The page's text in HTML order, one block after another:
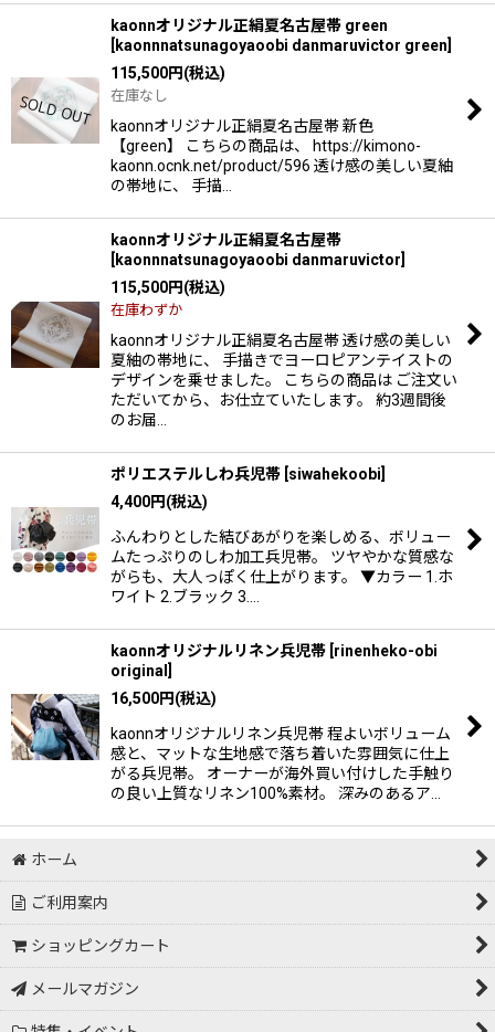
kaonnオリジナル正絹夏名古屋帯 green
kaonnnatsunagoyaoobi danmaruvictor green
115,500円(税込)
在庫なし
kaonnオリジナル正絹夏名古屋帯 新色
【green】 こちらの商品は、 https://kimono-
kaonn.ocnk.net/product/596 透け感の美しい夏紬
の帯地に、 手描…
kaonnオリジナル正絹夏名古屋帯
kaonnnatsunagoyaoobi danmaruvictor
115,500円(税込)
在庫わずか
kaonnオリジナル正絹夏名古屋帯 透け感の美しい
夏紬の帯地に、 手描きでヨーロピアンテイストの
デザインを乗せました。 こちらの商品は ご注文い
ただいてから、お仕立ていたします。 約3週間後
のお届…
ポリエステルしわ兵児帯 siwahekoobi
4,400円(税込)
ふんわりとした結びあがりを楽しめる、ボリュー
ムたっぷりのしわ加工兵児帯。 ツヤやかな質感な
がらも、大人っぽく仕上がります。 ▼カラー 1.ホ
ワイト 2.ブラック 3.…
kaonnオリジナルリネン兵児帯 rinenheko-obi
original
16,500円(税込)
kaonnオリジナルリネン兵児帯 程よいボリューム
感と、マットな生地感で落ち着いた雰囲気に仕上
がる兵児帯。 オーナーが海外買い付けした手触り
の良い上質なリネン100%素材。 深みのあるア…
ホーム
ご利用案内
ショッピングカート
メールマガジン